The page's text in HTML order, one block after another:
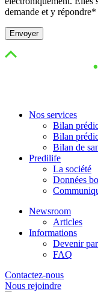
demande et y répondre*
Nos services
Bilan
Bilan
Bilan de
Predilife
La société
Données
Newsroom
Articles
Informations
Devenir
FAQ
Contactez-nous
Nous rejoindre